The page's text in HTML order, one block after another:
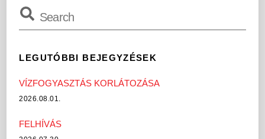
LEGUTÓBBI BEJEGYZÉSEK
VÍZFOGYASZTÁS KORLÁTOZÁSA
2026.08.01.
FELHÍVÁS